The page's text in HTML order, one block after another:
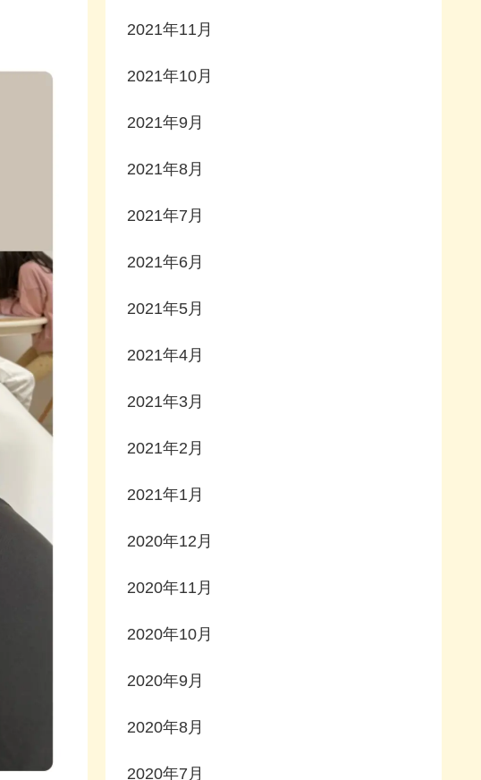
2021年11月
2021年10月
2021年9月
2021年8月
2021年7月
2021年6月
2021年5月
2021年4月
2021年3月
2021年2月
2021年1月
2020年12月
2020年11月
2020年10月
2020年9月
2020年8月
2020年7月